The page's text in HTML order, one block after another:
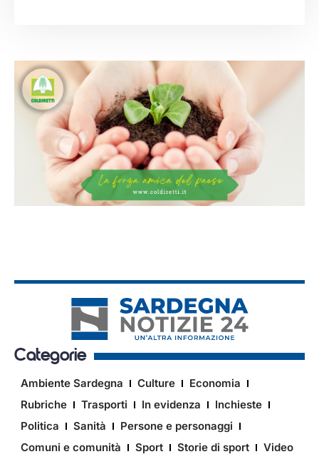
Categorie
Ambiente Sardegna Culture
Economia
Rubriche
Trasporti In evidenza
Inchieste
Politica
Sanità
Persone e personaggi
Comuni e comunità
Sport Storie di sport Video